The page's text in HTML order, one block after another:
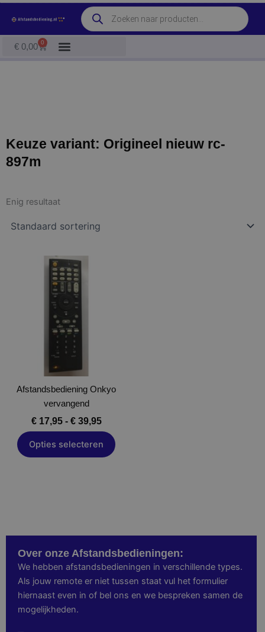
Ga
naar
de
inhoud
Producten
zoeken
€ 0,00 0
Winkelwagen
Keuze variant: Origineel nieuw rc-
897m
Enig resultaat
Afstandsbediening Onkyo
vervangend
€17,95 - €39,95
Opties selecteren
Dit
product
heeft
meerdere
variaties.
Deze
optie
gekozen
worden
op
de
productpagina
Over onze Afstandsbedieningen:
We hebben afstandsbedieningen in verschillende types.
Als jouw remote er niet tussen staat vul het formulier
hiernaast even in of bel ons en we bespreken samen de
mogelijkheden.